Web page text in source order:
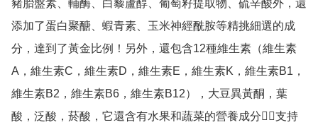
豬胎盤素、輔酶、白藜蘆醇、葡萄籽提取物、硫辛酸外，還
添加了蛋白聚醣、蝦青素、玉米神經酰胺等精挑細選的成
分，達到了黃金比例！另外，還包含12種維生素（維生素
A，維生素C，維生素D，維生素E，維生素K，維生素B1，
維生素B2，維生素B6，維生素B12），大豆異黃酮，葉
酸，泛酸，菸酸，它還含有水果和蔬菜的營養成分👍🏻支持